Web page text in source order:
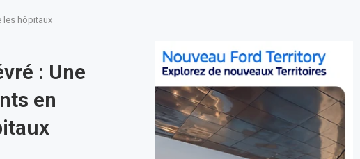
les hôpitaux
: Une
en